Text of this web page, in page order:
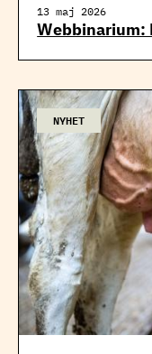
13 maj 2026
Webbinarium:
NYHET